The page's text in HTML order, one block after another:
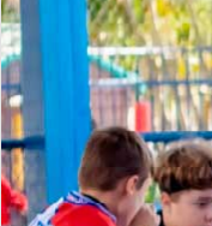
NOSSOCANAL